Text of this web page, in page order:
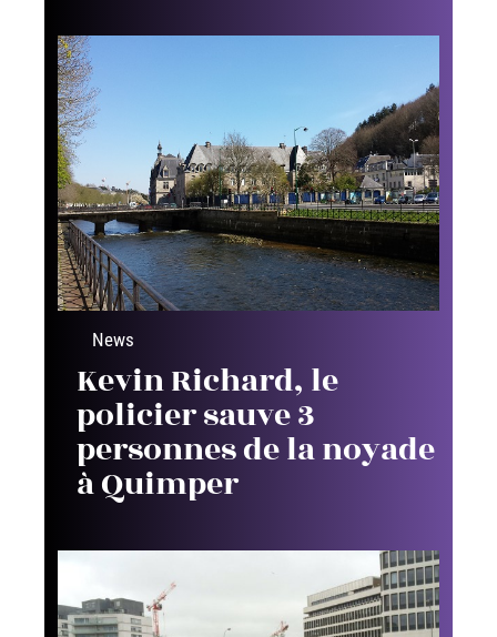
News
Kevin Richard, le
policier sauve 3
personnes de la noyade
à Quimper